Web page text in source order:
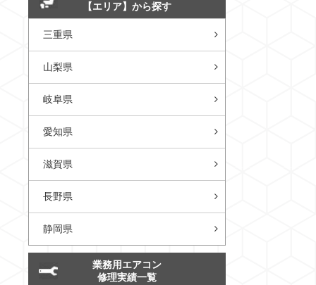
【エリア】から探す
三重県
山梨県
岐阜県
愛知県
滋賀県
長野県
静岡県
業務用エアコン
修理実績一覧